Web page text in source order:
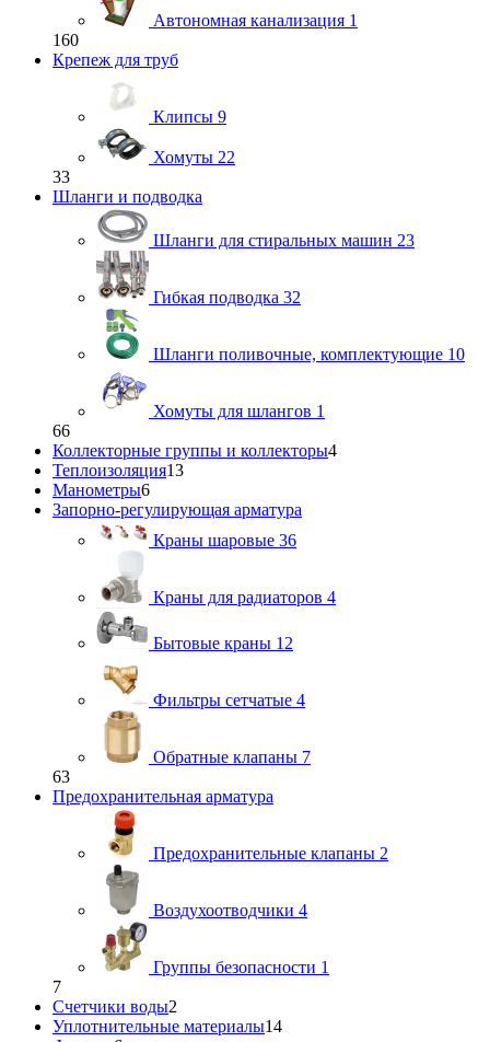
Автономная канализация 1
160
Крепеж для труб
Клипсы 9
Хомуты 22
33
Шланги и подводка
Шланги для стиральных машин 23
Гибкая подводка 32
Шланги поливочные, комплектующие 10
Хомуты для шлангов 1
66
Коллекторные группы и коллекторы4
Теплоизоляция13
Манометры6
Запорно-регулирующая арматура
Краны шаровые 36
Краны для радиаторов 4
Бытовые краны 12
Фильтры сетчатые 4
Обратные клапаны 7
63
Предохранительная арматура
Предохранительные клапаны 2
Воздухоотводчики 4
Группы безопасности 1
7
Счетчики воды2
Уплотнительные материалы14